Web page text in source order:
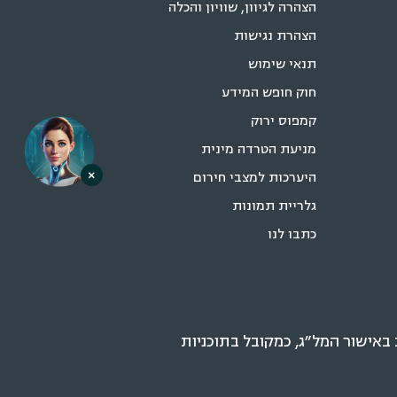
הצהרה לגיוון, שוויון והכלה
הצהרת נגישות
תנאי שימוש
חוק חופש המידע
קמפוס ירוק
מניעת הטרדה מינית
היערכות למצבי חירום
גלריית תמונות
כתבו לנו
המל״ג, כמקובל בתוכניות
×